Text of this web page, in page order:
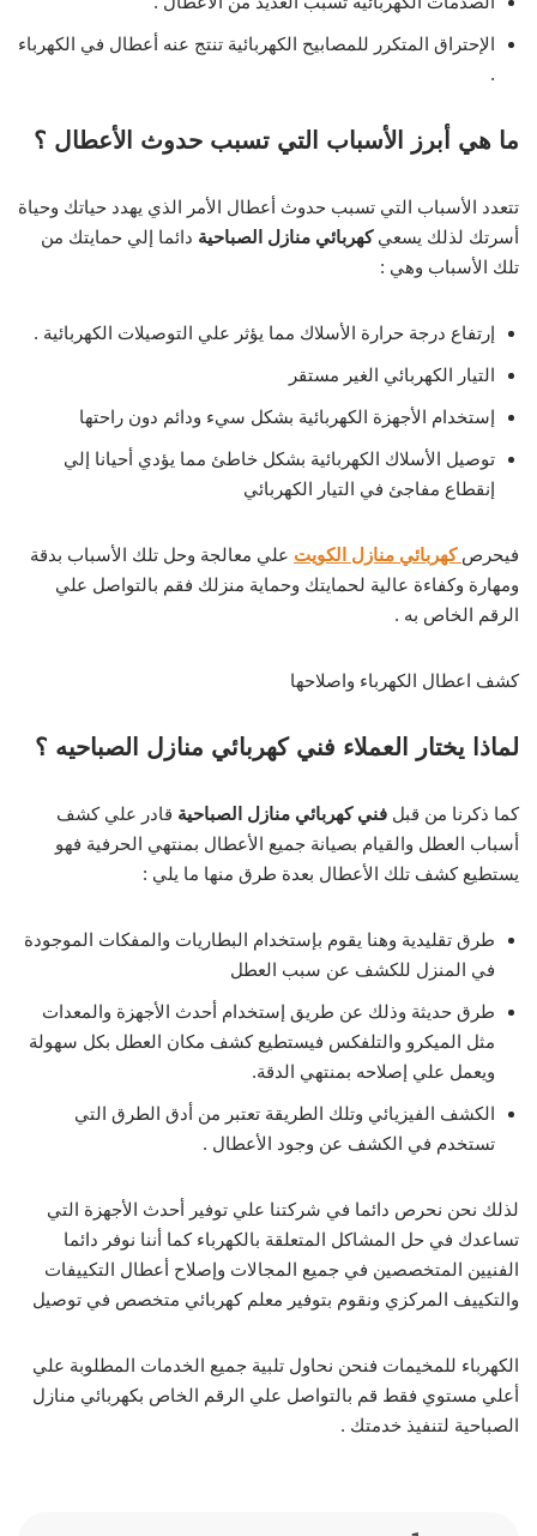
الإحتراق المتكرر للمصابيح الكهربائية تنتج عنه أعطال في الكهرباء
.
ما هي أبرز الأسباب التي تسبب حدوث الأعطال ؟
تتعدد الأسباب التي تسبب حدوث أعطال الأمر الذي يهدد حياتك وحياة
أسرتك لذلك يسعيكهربائي منازل الصباحية دائما إلي حمايتك من
تلك الأسباب وهي :
إرتفاع درجة حرارة الأسلاك مما يؤثر علي التوصيلات الكهربائية .
التيار الكهربائي الغير مستقر
إستخدام الأجهزة الكهربائية بشكل سيء ودائم دون راحتها
توصيل الأسلاك الكهربائية بشكل خاطئ مما يؤدي أحيانا إلي
إنقطاع مفاجئ في التيار الكهربائي
فيحرص كهربائي منازل الكويت علي معالجة وحل تلك الأسباب بدقة
ومهارة وكفاءة عالية لحمايتك وحماية منزلك فقم بالتواصل علي
الرقم الخاص به .
كشف اعطال الكهرباء واصلاحها
لماذا يختار العملاء فني كهربائي منازل الصباحيه ؟
كما ذكرنا من قبل فني كهربائي منازل الصباحية قادر علي كشف
أسباب العطل والقيام بصيانة جميع الأعطال بمنتهي الحرفية فهو
يستطيع كشف تلك الأعطال بعدة طرق منها ما يلي :
طرق تقليدية وهنا يقوم بإستخدام البطاريات والمفكات الموجودة
في المنزل للكشف عن سبب العطل
طرق حديثة وذلك عن طريق إستخدام أحدث الأجهزة والمعدات
مثل الميكرو والتلفكس فيستطيع كشف مكان العطل بكل سهولة
ويعمل علي إصلاحه بمنتهي الدقة.
الكشف الفيزيائي وتلك الطريقة تعتبر من أدق الطرق التي
تستخدم في الكشف عن وجود الأعطال .
لذلك نحن نحرص دائما في شركتنا علي توفير أحدث الأجهزة التي
تساعدك في حل المشاكل المتعلقة بالكهرباء كما أننا نوفر دائما
الفنيين المتخصصين في جميع المجالات وإصلاح أعطال التكييفات
والتكييف المركزي ونقوم بتوفير معلم كهربائي متخصص في توصيل
الكهرباء للمخيمات فنحن نحاول تلبية جميع الخدمات المطلوبة علي
أعلي مستوي فقط قم بالتواصل علي الرقم الخاص بكهربائي منازل
الصباحية لتنفيذ خدمتك .